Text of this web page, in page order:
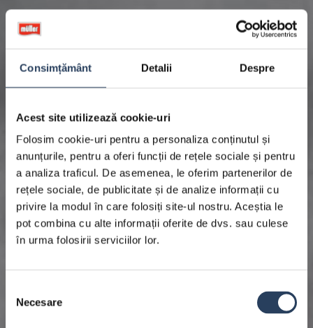
Consimțământ Detalii Despre
Acest site utilizează cookie-uri
Folosim cookie-uri pentru a personaliza conținutul și
anunțurile, pentru a oferi funcții de rețele sociale și pentru
a analiza traficul. De asemenea, le oferim partenerilor de
rețele sociale, de publicitate și de analize informații cu
privire la modul în care folosiți site-ul nostru. Aceștia le
pot combina cu alte informații oferite de dvs. sau culese
în urma folosirii serviciilor lor.
consimțământului
Necesare